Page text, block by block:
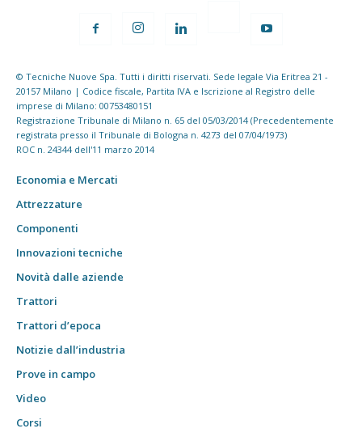
© Tecniche Nuove Spa. Tutti i diritti riservati. Sede legale Via Eritrea 21 -
20157 Milano | Codice fiscale, Partita IVA e Iscrizione al Registro delle
imprese di Milano: 00753480151
Registrazione Tribunale di Milano n. 65 del 05/03/2014 (Precedentemente
registrata presso il Tribunale di Bologna n. 4273 del 07/04/1973)
ROC n. 24344 dell'11 marzo 2014
Economia e Mercati
Attrezzature
Componenti
Innovazioni tecniche
Novità dalle aziende
Trattori
Trattori d’epoca
Notizie dall’industria
Prove in campo
Video
Corsi